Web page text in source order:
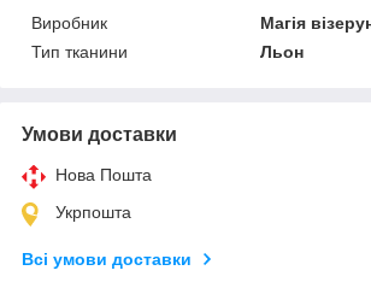
Виробник
Магія
Тип тканини
Льон
Умови доставки
Нова Пошта
Укрпошта
Всі умови доставки